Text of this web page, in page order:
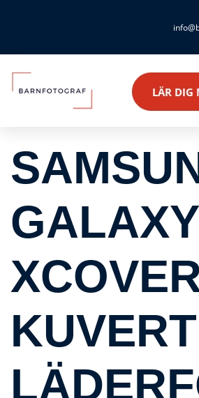
LÄR DIG
GALAXY
KUVERT